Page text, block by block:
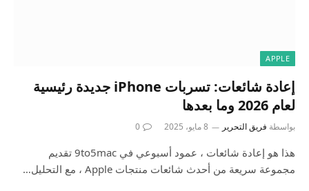
APPLE
إعادة شائعات: تسربات iPhone جديدة رئيسية
لعام 2026 وما بعدها
بواسطة فريق التحرير 8 مايو، 2025 0
هذا هو إعادة شائعات ، عمود أسبوعي في 9to5mac تقديم
مجموعة سريعة من أحدث شائعات منتجات Apple ، مع التحليل…